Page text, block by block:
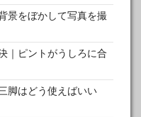
景をぼかして写真を撮
｜ピントがうしろに合
脚はどう使えばいい